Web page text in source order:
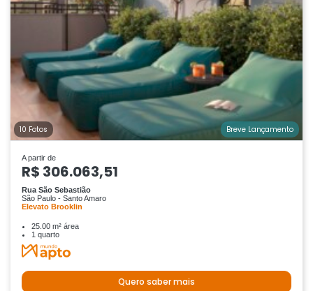
10 Fotos Breve Lançamento
A partir de
R$ 306.063,51
Rua São Sebastião
São Paulo - Santo Amaro
Elevato Brooklin
25.00 m² área
1 quarto
Quero saber mais